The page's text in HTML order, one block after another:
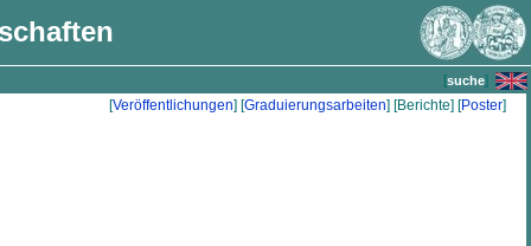
[suche]
[Veröffentlichungen] [Graduierungsarbeiten] [Berichte] [Poster]